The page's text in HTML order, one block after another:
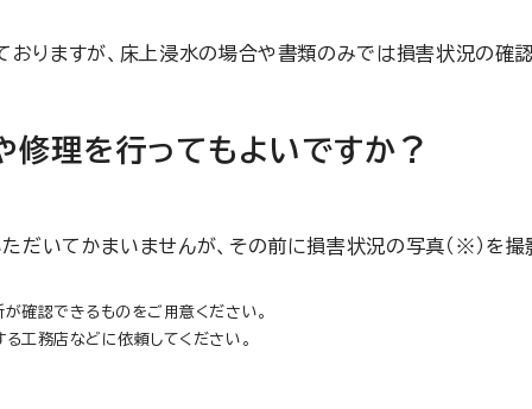
りますが、床上浸水の場合や書類のみでは損害状況の確
修理を行ってもよいですか？
だいてかまいませんが、その前に損害状況の写真（※）を撮
確認できるものをご用意ください。
工務店などに依頼してください。